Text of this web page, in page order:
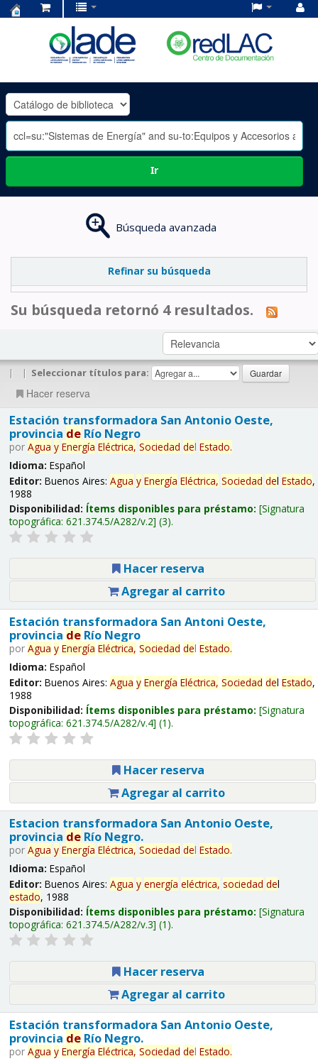
OLADE
-
Ir
Búsqueda avanzada
Refinar su búsqueda
Su búsqueda retornó 4 resultados.
| | Seleccionar títulos para:
Hacer reserva
Estación transformadora San Antonio Oeste,
provincia deRío Negro
por Agua y Energía Eléctrica, Sociedad del Estado.
Idioma: Español
Editor: Buenos Aires: Agua y Energía Eléctrica, Sociedad del Estado,
1988
Disponibilidad: Ítems disponibles para préstamo: Signatura
topográfica: 621.374.5/A282/v.2 (3).
Hacer reserva
Agregar al carrito
Estación transformadora San Antoni Oeste,
provincia deRío Negro
por Agua y Energía Eléctrica, Sociedad del Estado.
Idioma: Español
Editor: Buenos Aires: Agua y Energía Eléctrica, Sociedad del Estado,
1988
Disponibilidad: Ítems disponibles para préstamo: Signatura
topográfica: 621.374.5/A282/v.4 (1).
Hacer reserva
Agregar al carrito
Estacion transformadora San Antonio Oeste,
provincia deRío Negro.
por Agua y Energía Eléctrica, Sociedad del Estado.
Idioma: Español
Editor: Buenos Aires: Agua y energía eléctrica, sociedad del
estado, 1988
Disponibilidad: Ítems disponibles para préstamo: Signatura
topográfica: 621.374.5/A282/v.3 (1).
Hacer reserva
Agregar al carrito
Estación transformadora San Antonio Oeste,
provincia deRío Negro.
por Agua y Energía Eléctrica, Sociedad del Estado.